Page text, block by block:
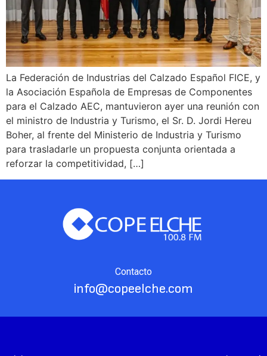
La Federación de Industrias del Calzado Español FICE, y
la Asociación Española de Empresas de Componentes
para el Calzado AEC, mantuvieron ayer una reunión con
el ministro de Industria y Turismo, el Sr. D. Jordi Hereu
Boher, al frente del Ministerio de Industria y Turismo
para trasladarle un propuesta conjunta orientada a
reforzar la competitividad, […]
Contacto
info@copeelche.com